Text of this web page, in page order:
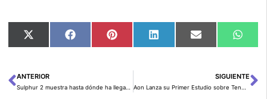
Compartir
en
X
Compartir
en
FacebookCompartir
en
PinterestCompartir
en
LinkedInCompartir
en
Email
en
Ant
ANTERIOR SIGUIENTE